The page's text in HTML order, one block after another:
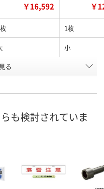
￥16,592 ￥
1枚
小
る
も検討されていま